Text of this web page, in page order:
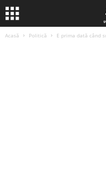
Acasă Politică E prima dată când